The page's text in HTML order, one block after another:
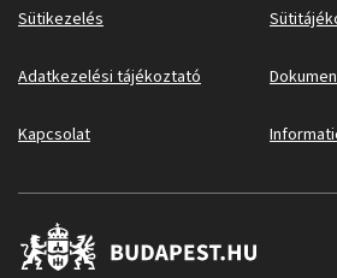
Sütikezelés
Adatkezelési tájékoztató
Kapcsolat